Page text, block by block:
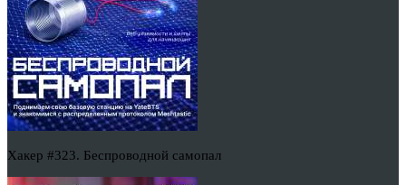
Хакер #323. Беспроводной самопал